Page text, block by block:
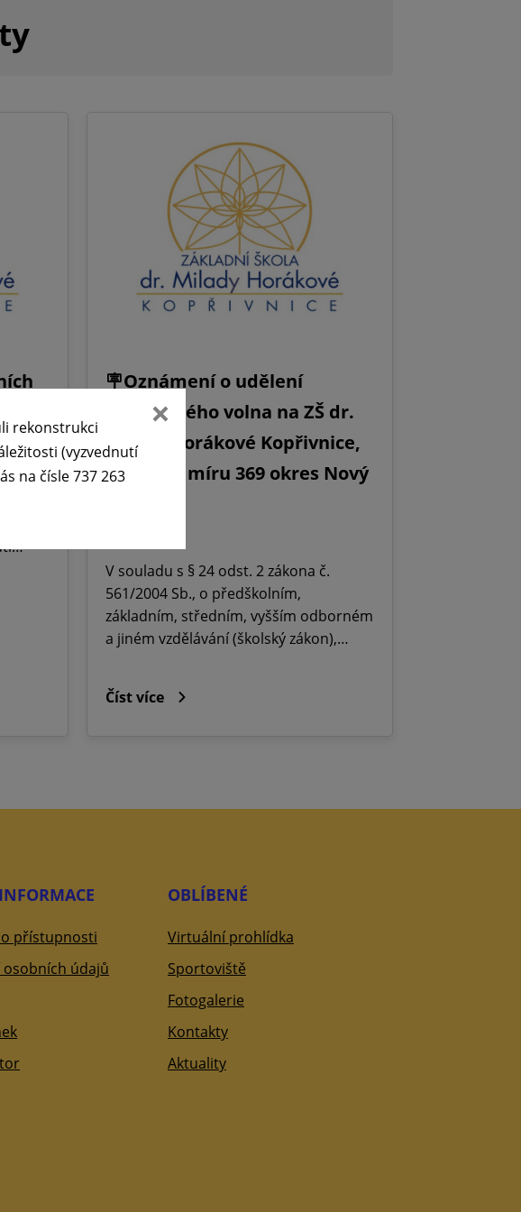
🪧Oznámení o udělení
ředitelského volna na ZŠ dr.
Milady Horákové Kopřivnice,
Obránců míru 369 okres Nový
V souladu s § 24 odst. 2 zákona č.
561/2004 Sb., o předškolním,
základním, středním, vyšším odborném
a jiném vzdělávání (školský zákon),…
Číst více
přístupnosti
údajů
OBLÍBENÉ
Virtuální prohlídka
Sportoviště
Fotogalerie
Kontakty
Aktuality
rekonstrukci
(vyzvednutí
na čísle 737 263